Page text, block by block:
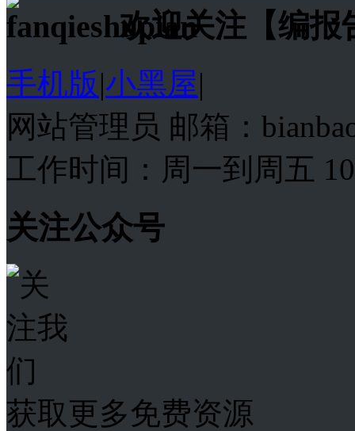
欢迎关注【编报
手机版|小黑屋|
网站管理员 邮箱：
工作时间：周一到周五
关注公众号
获取更多免费资源